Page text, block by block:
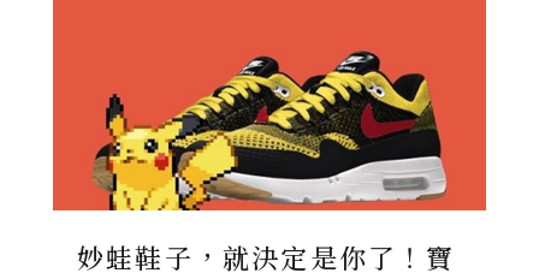
妙蛙鞋子，就決定是你了！寶